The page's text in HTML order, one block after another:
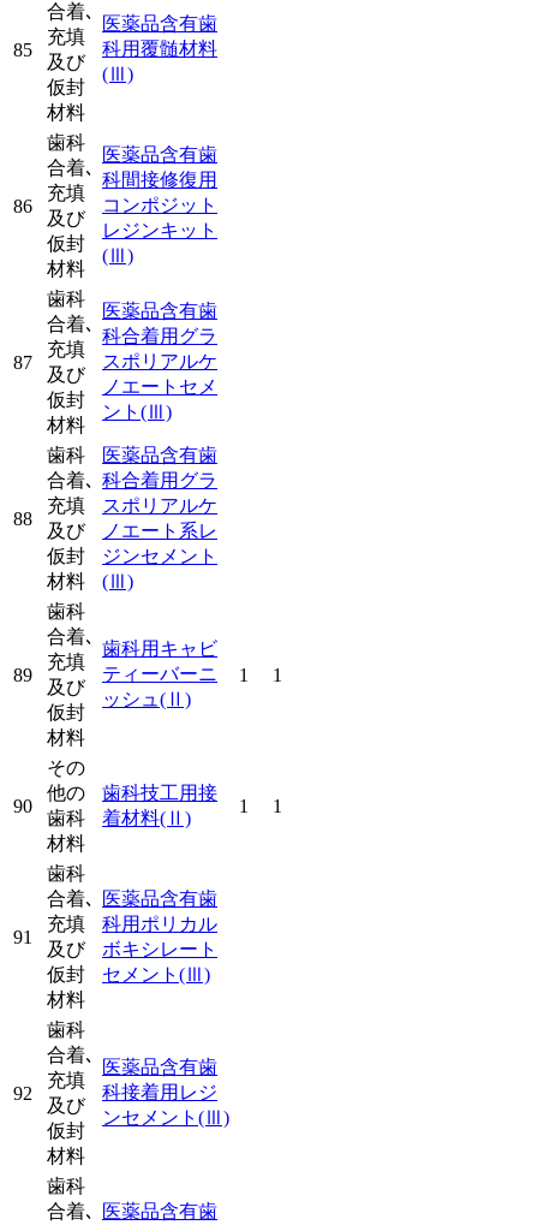
85
合着､
充填
及び
仮封
材料
医薬品含有歯
科用覆髄材料
(Ⅲ)
86
歯科
合着､
充填
及び
仮封
材料
医薬品含有歯
科間接修復用
コンポジット
レジンキット
(Ⅲ)
87
歯科
合着､
充填
及び
仮封
材料
医薬品含有歯
科合着用グラ
スポリアルケ
ノエートセメ
ント (Ⅲ)
88
歯科
合着､
充填
及び
仮封
材料
医薬品含有歯
科合着用グラ
スポリアルケ
ノエート系レ
ジンセメント
(Ⅲ)
89
歯科
合着､
充填
及び
仮封
材料
歯科用キャビ
ティーバーニ
ッシュ (Ⅱ)
1 1
90
その
他の
歯科
材料
歯科技工用接
着材料(Ⅱ)
1 1
91
歯科
合着､
充填
及び
仮封
材料
医薬品含有歯
科用ポリカル
ボキシレート
セメント (Ⅲ)
92
歯科
合着､
充填
及び
仮封
材料
医薬品含有歯
科接着用レジ
ンセメント (Ⅲ)
歯科
合着､
医薬品含有歯